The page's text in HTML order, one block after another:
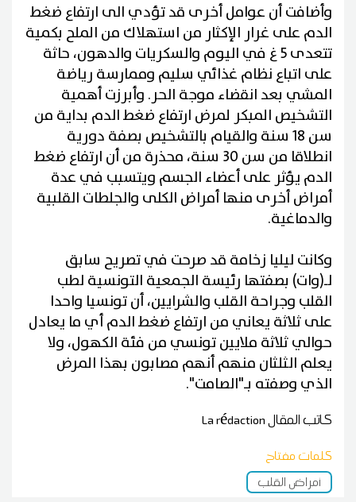
وأضافت أن عوامل أخرى قد تؤدي الى ارتفاع ضغط
الدم على غرار الإكثار من استهلاك من الملح بكمية
تتعدى 5 غ في اليوم والسكريات والدهون، حاثة
على اتباع نظام غذائي سليم وممارسة رياضة
المشي بعد انقضاء موجة الحر. وأبرزت أهمية
التشخيص المبكر لمرض ارتفاع ضغط الدم بداية من
سن 18 سنة والقيام بالتشخيص بصفة دورية
انطلاقا من سن 30 سنة، محذرة من أن ارتفاع ضغط
الدم يؤثر على أعضاء الجسم ويتسبب في عدة
أمراض أخرى منها أمراض الكلى والجلطات القلبية
والدماغية.
وكانت ليليا زخامة قد صرحت في تصريح سابق
لـ(وات) بصفتها رئيسة الجمعية التونسية لطب
القلب وجراحة القلب والشرايين، أن تونسيا واحدا
على ثلاثة يعاني من ارتفاع ضغط الدم أي ما يعادل
حوالي ثلاثة ملايين تونسي من فئة الكهول، ولا
يعلم الثلثان منهم أنهم مصابون بهذا المرض
الذي وصفته بـ"الصامت".
كاتب المقالLa rédaction
كلمات مفتاح
أمراض القلب